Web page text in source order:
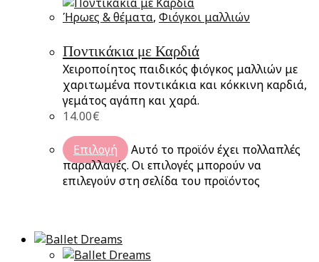
Ήρωες & θέματα, Φιόγκοι μαλλιών
Ποντικάκια με Καρδιά
Χειροποίητος παιδικός φιόγκος μαλλιών με
χαριτωμένα ποντικάκια και κόκκινη καρδιά,
γεμάτος αγάπη και χαρά.
14.00€
Επιλογή
Αυτό το προϊόν έχει πολλαπλές
παραλλαγές. Οι επιλογές μπορούν να
επιλεγούν στη σελίδα του προϊόντος